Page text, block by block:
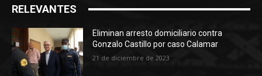
RELEVANTES
Eliminan arresto domiciliario contra
Gonzalo Castillo por caso Calamar
21 de diciembre de 2023